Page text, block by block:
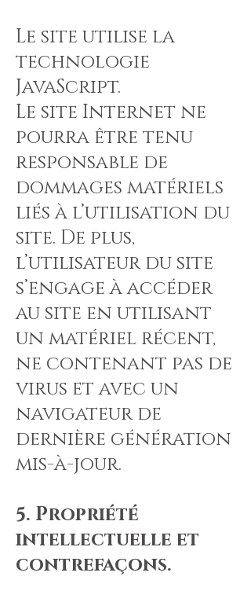
Le site utilise la
technologie
JavaScript.
Le site Internet ne
pourra être tenu
responsable de
dommages matériels
liés à l’utilisation du
site. De plus,
l’utilisateur du site
s’engage à accéder
au site en utilisant
un matériel récent,
ne contenant pas de
virus et avec un
navigateur de
dernière génération
mis-à-jour.
5. Propriété
intellectuelle et
contrefaçons.